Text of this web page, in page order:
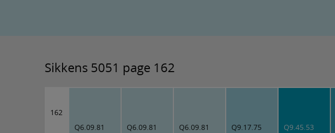
Sikkens 5051 page 162
162
Q6.09.81
Q6.09.81 Q6.09.81 Q9.17.75 Q9.45.53